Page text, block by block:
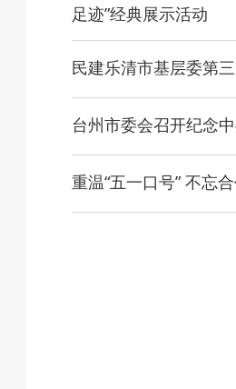
足迹”经典展示活动
民建乐清市基层委第
台州市委会召开纪念
重温“五一口号” 不忘